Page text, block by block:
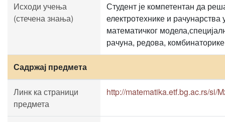
Исходи учења
(стечена знања)
Студент је компетентан да
електротехнике и рачунарства
математичког
рачуна, редова,
Садржај предмета
Линк ка страници
предмета
http://matematika.etf.bg.ac.rs/si/